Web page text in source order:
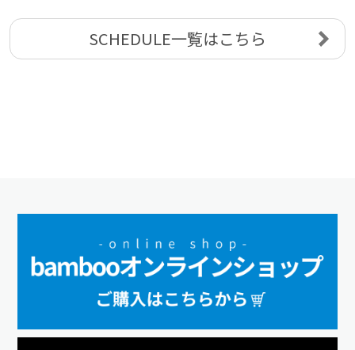
SCHEDULE一覧はこちら